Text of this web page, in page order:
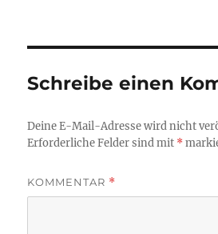
Schreibe einen
Deine E-Mail-Adresse wird nicht
Erforderliche Felder sind mit *
KOMMENTAR *